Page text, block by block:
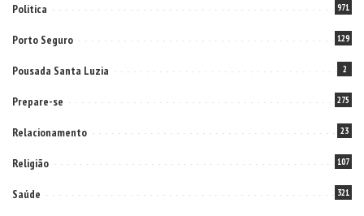
Politica 971
Porto Seguro 129
Pousada Santa Luzia 2
Prepare-se 275
Relacionamento 23
Religião 107
Saúde 321